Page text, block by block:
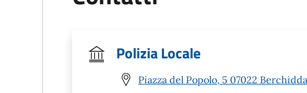
Polizia Locale
Piazza del Popolo, 5 07022